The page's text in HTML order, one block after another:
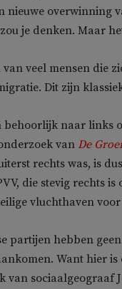
nieuwe overwinning
je denken. Maar
veel mensen die
Dit zijn
behoorlijk naar links
van De
rechts was, is
die stevig rechts
vluchthaven
partijen hebben
Want hier is
sociaalgeograaf